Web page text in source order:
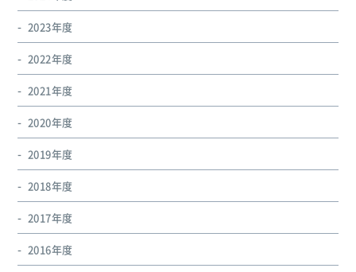
2023年度
2022年度
2021年度
2020年度
2019年度
2018年度
2017年度
2016年度